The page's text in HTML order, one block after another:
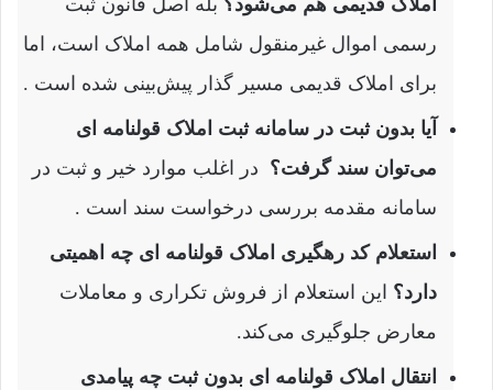
املاک قدیمی هم می‌شود؟ بله اصل قانون ثبت
رسمی اموال غیرمنقول شامل همه املاک است، اما
برای املاک قدیمی مسیر گذار پیش‌بینی شده است .
آیا بدون ثبت در سامانه ثبت املاک قولنامه ای
می‌توان سند گرفت؟ در اغلب موارد خیر و ثبت در
سامانه مقدمه بررسی درخواست سند است .
استعلام کد رهگیری املاک قولنامه ای چه اهمیتی
دارد؟ این استعلام از فروش تکراری و معاملات
معارض جلوگیری می‌کند.
انتقال املاک قولنامه ای بدون ثبت چه پیامدی